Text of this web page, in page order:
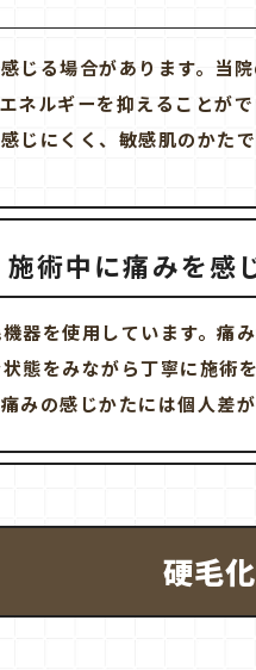
じる場合があります。当
ネルギーを抑えることが
にくく、敏感肌のかた
施術中に痛みを感
器を使用しています。痛
態をみながら丁寧に施術
みの感じかたには個人差
硬毛化